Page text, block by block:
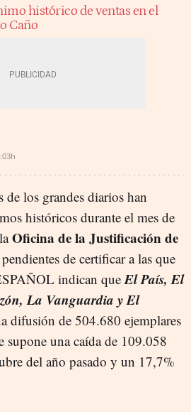
histórico de ventas en el
Caño
de los grandes diarios han
históricos durante el mes de
Oficina de la Justificación de
pendientes de certificar a las que
indican queEl País, El
La Vanguardia y El
difusión de 504.680 ejemplares
supone una caída de 109.058
del año pasado y un 17,7%